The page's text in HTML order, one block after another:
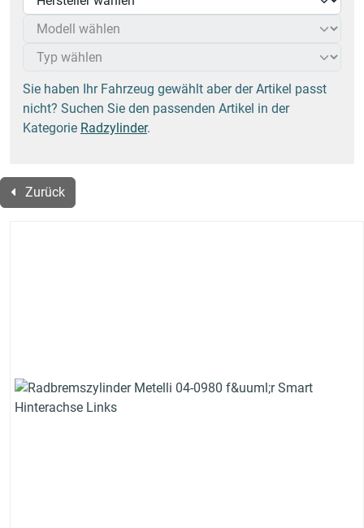
Sie haben Ihr Fahrzeug gewählt aber der Artikel passt
nicht? Suchen Sie den passenden Artikel in der
Kategorie Radzylinder.
Zurück